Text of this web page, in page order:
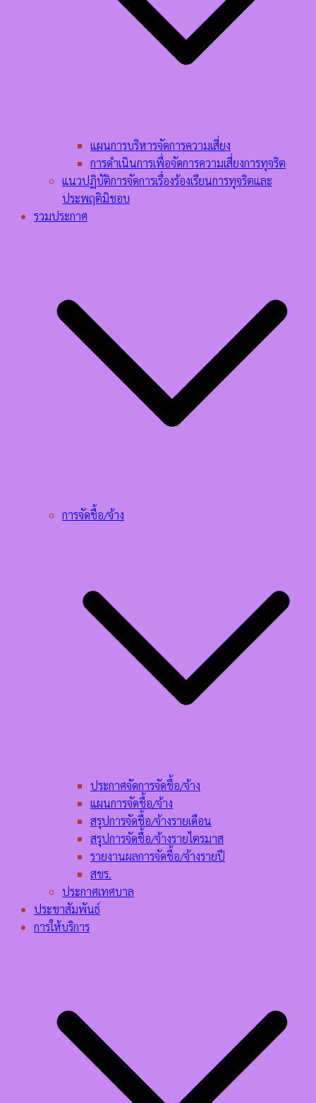
แผนการบริหารจัดการความเสี่ยง
การดำเนินการเพื่อจัดการความเสี่ยงการทุจริต
แนวปฏิบัติการจัดการเรื่องร้องเรียนการทุจริตและ
ประพฤติมิชอบ
รวมประกาศ
การจัดชื้อ/จ้าง
ประกาศจัดการจัดชื้อ/จ้าง
แผนการจัดชื้อ/จ้าง
สรุปการจัดชื้อ/จ้างรายเดือน
สรุปการจัดชื้อ/จ้างรายไตรมาส
รายงานผลการจัดชื้อ/จ้างรายปี
สขร.
ประกาศเทศบาล
ประชาสัมพันธ์
การให้บริการ